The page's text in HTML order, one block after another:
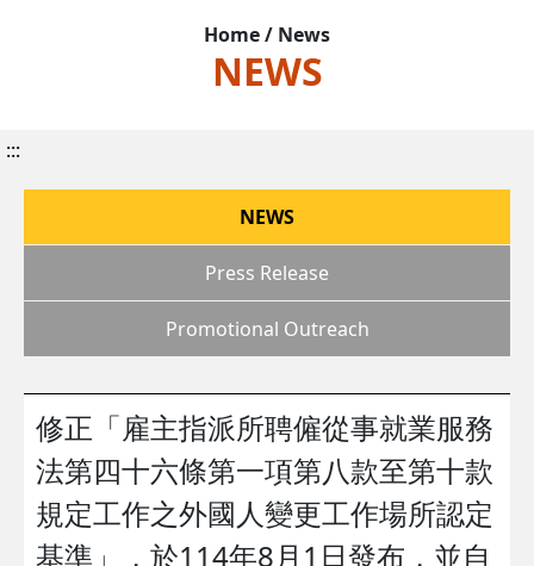
Home / News
NEWS
:::
NEWS
Press Release
Promotional Outreach
修正「雇主指派所聘僱從事就業服務
法第四十六條第一項第八款至第十款
規定工作之外國人變更工作場所認定
基準」，於114年8月1日發布，並自